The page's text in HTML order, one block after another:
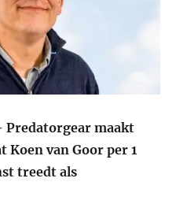
maakt
Koen van Goor per 1
treedt als